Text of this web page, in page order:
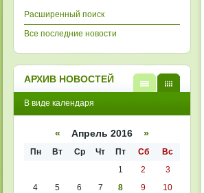
Расширенный поиск
Все последние новости
АРХИВ НОВОСТЕЙ
кален
списк
В виде календаря
« Апрель 2016 »
Пн Вт Ср Чт Пт Сб
Вс
1
2
3
4
5 6 7 8 9
10